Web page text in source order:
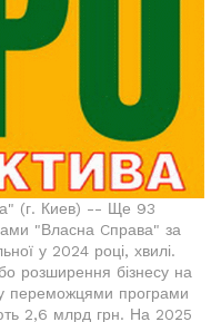
(г. Киев) -- Ще 93
"Власна Cправа" за
у 2024 році, хвилі.
розширення бізнесу на
переможцями програми
2,6 млрд грн. На 2025